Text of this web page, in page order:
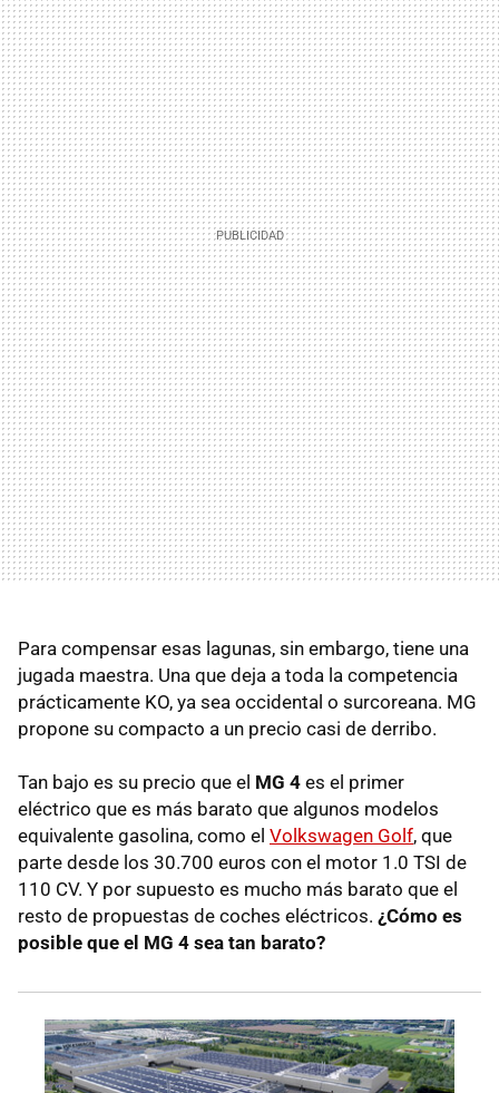
Para compensar esas lagunas, sin embargo, tiene una
jugada maestra. Una que deja a toda la competencia
prácticamente KO, ya sea occidental o surcoreana. MG
propone su compacto a un precio casi de derribo.
Tan bajo es su precio que el MG 4 es el primer
eléctrico que es más barato que algunos modelos
equivalente gasolina, como el Volkswagen Golf, que
parte desde los 30.700 euros con el motor 1.0 TSI de
110 CV. Y por supuesto es mucho más barato que el
resto de propuestas de coches eléctricos. ¿Cómo es
posible que el MG 4 sea tan barato?